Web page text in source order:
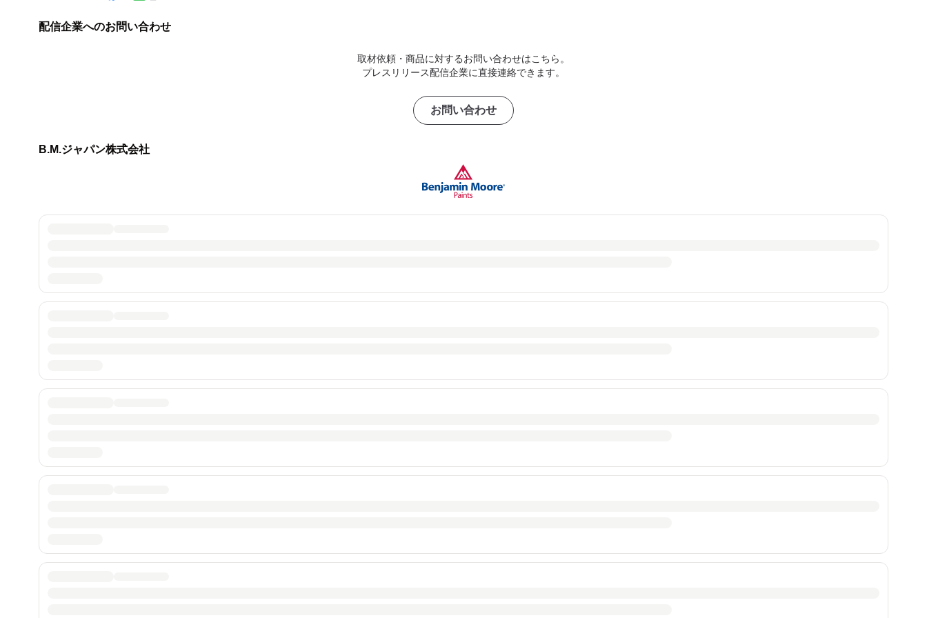
配信企業へのお問い合わせ
取材依頼・商品に対するお問い合わせはこちら。
プレスリリース配信企業に直接連絡できます。
お問い合わせ
B.M.ジャパン株式会社